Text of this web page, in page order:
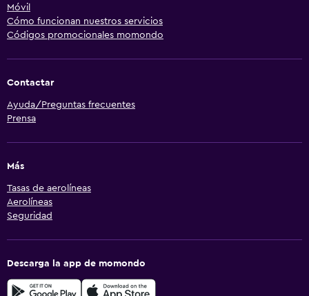
Móvil
Cómo funcionan nuestros servicios
Códigos promocionales momondo
Contactar
Ayuda/Preguntas frecuentes
Prensa
Más
Tasas de aerolíneas
Aerolíneas
Seguridad
Descarga la app de momondo